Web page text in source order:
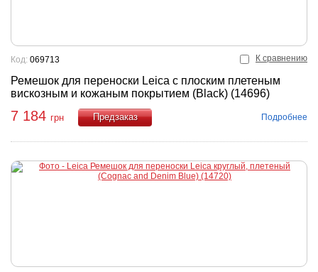
К сравнению
Ремешок для переноски Leica с плоским плетеным
вискозным и кожаным покрытием (Black) (14696)
Код: 069713
7 184 грн
Подробнее